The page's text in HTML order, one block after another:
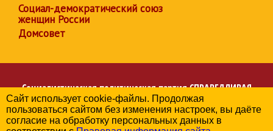
Социал-демократический союз
женщин России
Домсовет
Социалистическая политическая партияСПРАВЕДЛИВАЯ
РОССИЯ
Региональное отделение партии в Челябинской области
© 2006-2026
Сайт использует cookie-файлы. Продолжая
пользоваться сайтом без изменения настроек, вы даёте
согласие на обработку персональных данных в